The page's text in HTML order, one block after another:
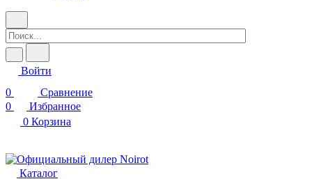
Войти
0
Сравнение
0
Избранное
0 Корзина
Каталог